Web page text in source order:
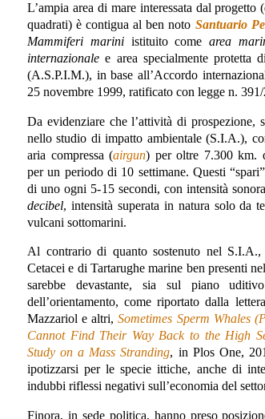
L’ampia area di mare interessata dal
quadrati) è contigua al ben noto Santuario
Mammiferi mariniistituito come area
internazionale e area specialmente protetta
(A.S.P.I.M.), in base all’Accordo
25 novembre 1999, ratificato con legge n.
Da evidenziare che l’attività di prospezione,
nello studio di impatto ambientale (S.I.A.),
aria compressa (airgun) per oltre 7.300 km.
per un periodo di 10 settimane. Questi
di uno ogni 5-15 secondi, con intensità
decibel, intensità superata in natura solo da
vulcani sottomarini.
Al contrario di quanto sostenuto nel
Cetacei e di Tartarughe marine ben presenti
sarebbe devastante, sia sul piano
dell’orientamento, come riportato dalla
Mazzariol e altri,Sometimes Sperm Whales (
Cannot Find Their Way Back to the High
Study on a Mass Stranding, in Plos One,
ipotizzarsi per le specie ittiche, anche di
indubbi riflessi negativi sull’economia del
Finora, in sede politica, hanno preso